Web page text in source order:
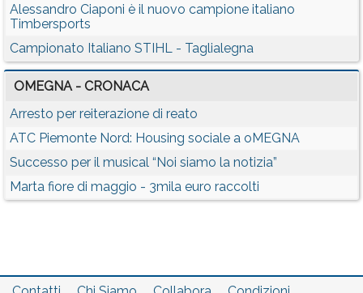
Alessandro Ciaponi è il nuovo campione italiano
Timbersports
Campionato Italiano STIHL - Taglialegna
OMEGNA - CRONACA
Arresto per reiterazione di reato
ATC Piemonte Nord: Housing sociale a oMEGNA
Successo per il musical “Noi siamo la notizia”
Marta fiore di maggio - 3mila euro raccolti